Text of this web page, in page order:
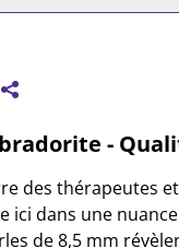
-
des thérapeutes
ici dans une
de 8,5 mm